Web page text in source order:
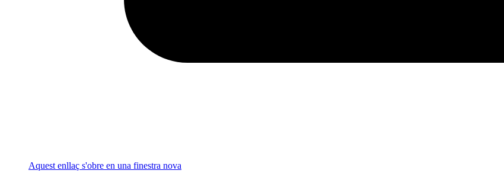
Aquest enllaç s'obre en una finestra nova